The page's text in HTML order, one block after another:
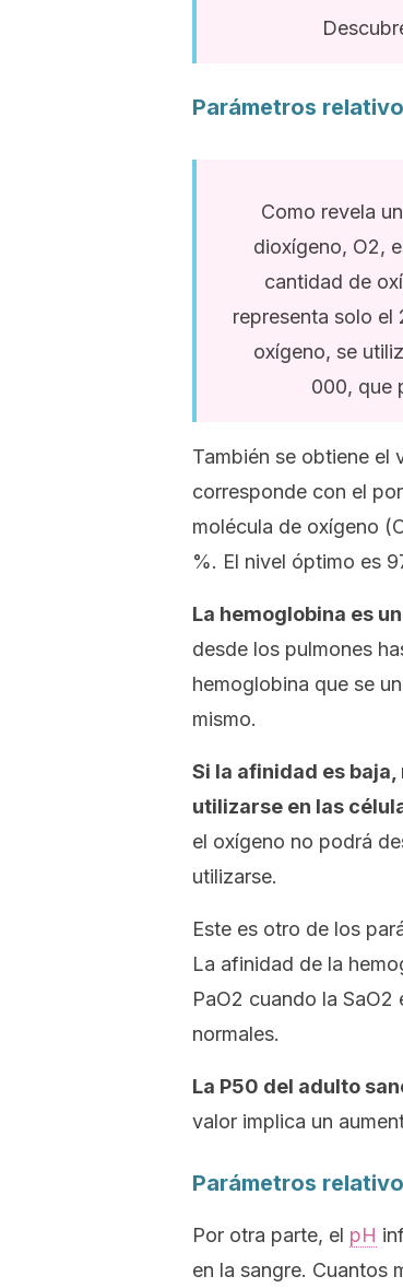
Parámetros
Como revela
dioxígeno, O2,
cantidad de
representa solo el
oxígeno, se
000, que
También se obtiene el
corresponde con el
molécula de oxígeno
%. El nivel óptimo es
La hemoglobina es
desde los pulmones
hemoglobina que se
mismo.
Si la afinidad es
utilizarse en las
el oxígeno no podrá
utilizarse.
Este es otro de los
La afinidad de la
PaO2 cuando la
normales.
La P50 del adulto
valor implica un
Parámetros
Por otra parte, el pH
en la sangre. Cuantos